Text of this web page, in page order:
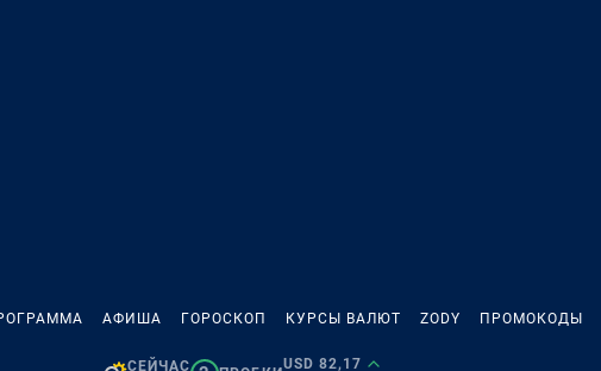
АФИША ГОРОСКОП КУРСЫ ВАЛЮТ ZODY ПРОМОКОДЫ
СЕЙЧАС
USD 82,17